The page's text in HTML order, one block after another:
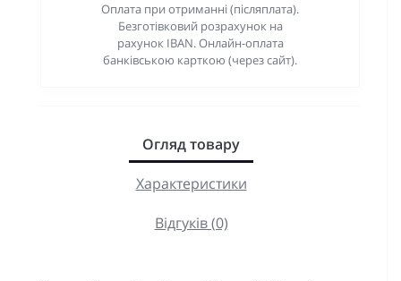
Оплата при отриманні (післяплата).
Безготівковий розрахунок на
рахунок IBAN. Онлайн-оплата
банківською карткою (через сайт).
Огляд товару
Характеристики
Відгуків (0)